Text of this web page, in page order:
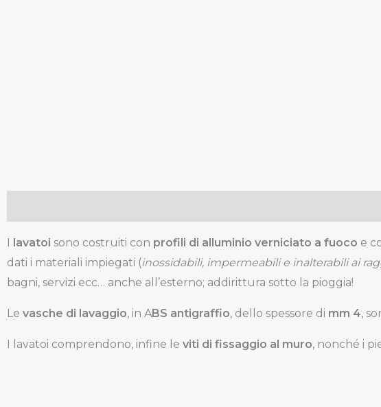
I lavatoi sono costruiti con profili di alluminio verniciato a fuoco e
dati i materiali impiegati (inossidabili, impermeabili e inalterabili ai
bagni, servizi ecc… anche all’esterno; addirittura sotto la pioggia!
Le vasche di lavaggio, in ABS antigraffio, dello spessore di mm 4,
I lavatoi comprendono, infine le viti di fissaggio al muro, nonché i